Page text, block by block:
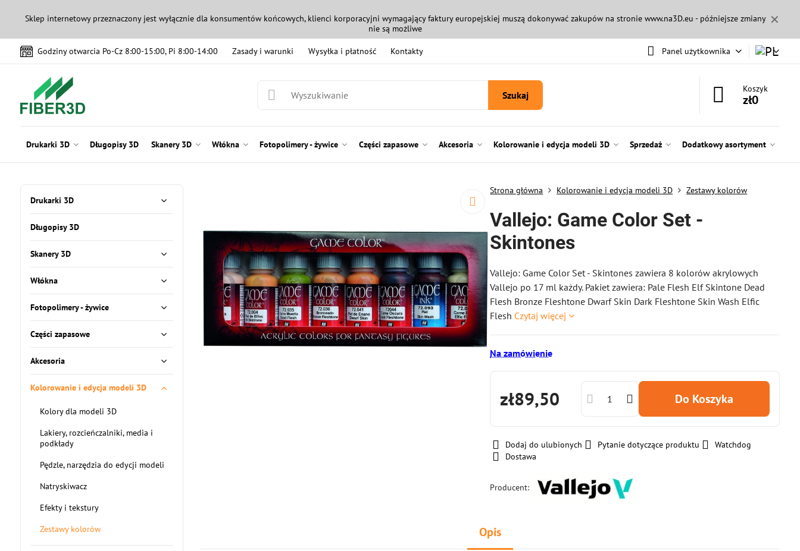
✕
Sklep internetowy przeznaczony jest wyłącznie dla konsumentów końcowych, klienci korporacyjni wymagający faktury europejskiej muszą dokonywać zakupów na stronie www.na3D.eu - późniejsze zmiany
nie są możliwe
Godziny otwarcia Po-Cz 8:00-15:00, Pi 8:00-14:00 Zasady i warunki Wysyłka i płatność Kontakty Panel użytkownika
Szukaj
Koszyk
zł0
Drukarki 3D Długopisy 3D Skanery 3D Włókna Fotopolimery - żywice Części zapasowe Akcesoria Kolorowanie i edycja modeli 3D Sprzedaż Dodatkowy asortyment
Strona główna Kolorowanie i edycja modeli 3D Zestawy kolorów
Vallejo: Game Color Set -
Skintones
Vallejo: Game Color Set - Skintones zawiera 8 kolorów akrylowych
Vallejo po 17 ml każdy. Pakiet zawiera: Pale Flesh Elf Skintone Dead
Flesh Bronze Fleshtone Dwarf Skin Dark Fleshtone Skin Wash Elfic
Flesh Czytaj więcej
Na zamówienie
zł89,50 Do Koszyka
Dodaj do ulubionych Pytanie dotyczące produktu
Watchdog
Dostawa
Producent:
Opis
Drukarki 3D
Długopisy 3D
Skanery 3D
Włókna
Fotopolimery - żywice
Części zapasowe
Akcesoria
Kolorowanie i edycja modeli 3D
Kolory dla modeli 3D
Lakiery, rozcieńczalniki, media i
podkłady
Pędzle, narzędzia do edycji modeli
Natryskiwacz
Efekty i tekstury
Zestawy kolorów